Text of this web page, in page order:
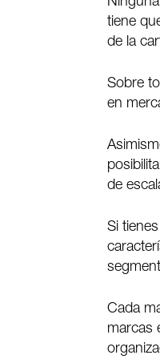
tiene
de la
Sobre
en
de
Si
Cada
marcas